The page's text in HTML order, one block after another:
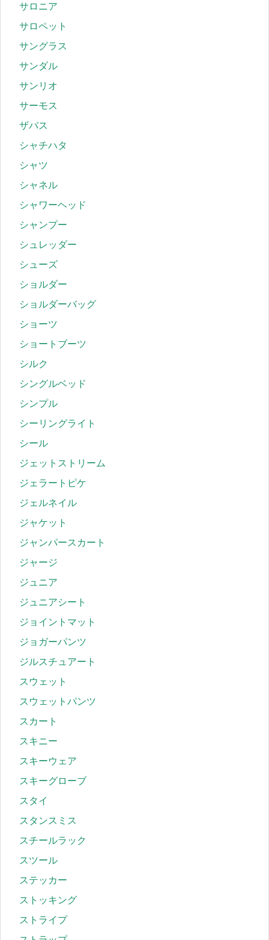
サロニア
サロペット
サングラス
サンダル
サンリオ
サーモス
ザバス
シャチハタ
シャツ
シャネル
シャワーヘッド
シャンプー
シュレッダー
シューズ
ショルダー
ショルダーバッグ
ショーツ
ショートブーツ
シルク
シングルベッド
シンプル
シーリングライト
シール
ジェットストリーム
ジェラートピケ
ジェルネイル
ジャケット
ジャンパースカート
ジャージ
ジュニア
ジュニアシート
ジョイントマット
ジョガーパンツ
ジルスチュアート
スウェット
スウェットパンツ
スカート
スキニー
スキーウェア
スキーグローブ
スタイ
スタンスミス
スチールラック
スツール
ステッカー
ストッキング
ストライプ